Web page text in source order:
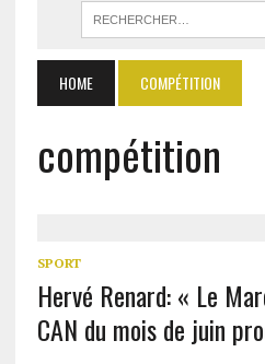
HOME COMPÉTITION
compétition
SPORT
Hervé Renard: « Le
CAN du mois de juin